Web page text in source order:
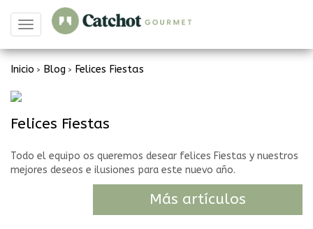
Toggle
navigation
Inicio > Blog > Felices Fiestas
Felices Fiestas
Todo el equipo os queremos desear felices Fiestas y nuestros
mejores deseos e ilusiones para este nuevo año.
Más artículos